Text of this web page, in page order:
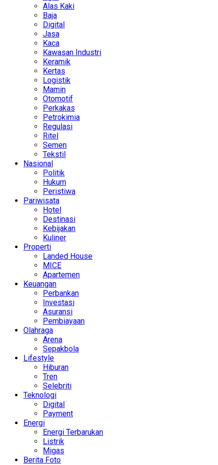
Alas Kaki
Baja
Digital
Jasa
Kaca
Kawasan Industri
Keramik
Kertas
Logistik
Mamin
Otomotif
Perkakas
Petrokimia
Regulasi
Ritel
Semen
Tekstil
Nasional
Politik
Hukum
Peristiwa
Pariwisata
Hotel
Destinasi
Kebijakan
Kuliner
Properti
Landed House
MICE
Apartemen
Keuangan
Perbankan
Investasi
Asuransi
Pembiayaan
Olahraga
Arena
Sepakbola
Lifestyle
Hiburan
Tren
Selebriti
Teknologi
Digital
Payment
Energi
Energi Terbarukan
Listrik
Migas
Berita Foto